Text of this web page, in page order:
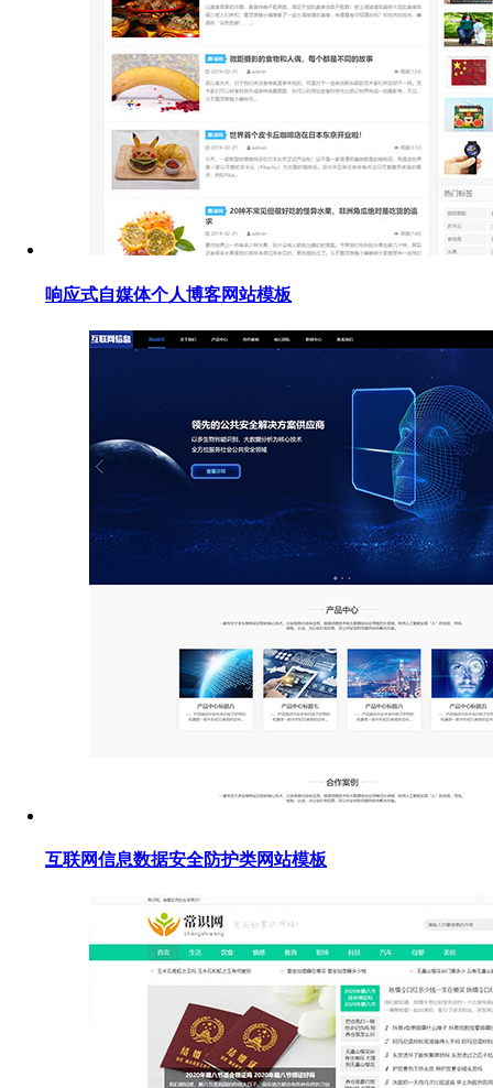
响应式自媒体个人博客网站模板
互联网信息数据安全防护类网站模板